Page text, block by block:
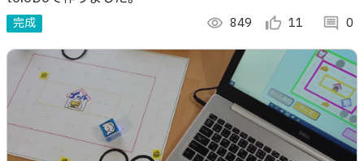
完成 visibility 849 thumb_up_alt 11 comment 0